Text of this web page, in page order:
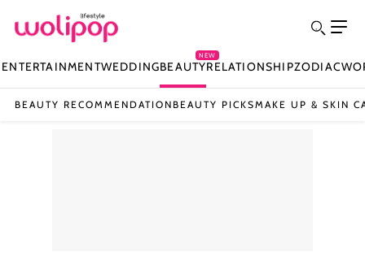
ENTERTAINMENTWEDDINGBEAUTY
NEW
RELATIONSHIPZODIAC
BEAUTY RECOMMENDATION BEAUTY PICKSMAKE UP & SKIN